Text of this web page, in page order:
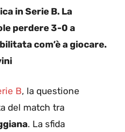
in Serie B. La
perdere 3-0 a
com’è a giocare.
B, la questione
del match tra
. La sfida